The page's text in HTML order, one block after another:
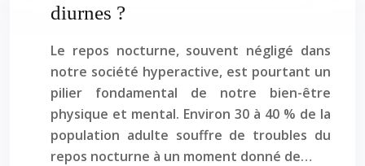
diurnes ?
Le repos nocturne, souvent négligé dans
notre société hyperactive, est pourtant un
pilier fondamental de notre bien-être
physique et mental. Environ 30 à 40 % de la
population adulte souffre de troubles du
repos nocturne à un moment donné de…